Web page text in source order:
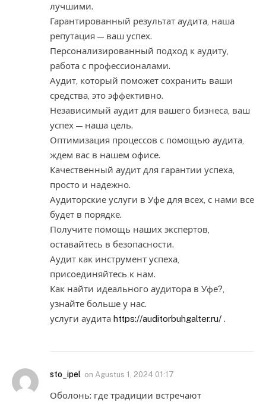
лучшими.
Гарантированный результат аудита, наша
репутация — ваш успех.
Персонализированный подход к аудиту,
работа с профессионалами.
Аудит, который поможет сохранить ваши
средства, это эффективно.
Независимый аудит для вашего бизнеса, ваш
успех — наша цель.
Оптимизация процессов с помощью аудита,
ждем вас в нашем офисе.
Качественный аудит для гарантии успеха,
просто и надежно.
Аудиторские услуги в Уфе для всех, с нами все
будет в порядке.
Получите помощь наших экспертов,
оставайтесь в безопасности.
Аудит как инструмент успеха,
присоединяйтесь к нам.
Как найти идеального аудитора в Уфе?,
узнайте больше у нас.
услуги аудита https://auditorbuhgalter.ru/ .
sto_ipel on Agustus 1, 2024 01:17
Оболонь: где традиции встречают